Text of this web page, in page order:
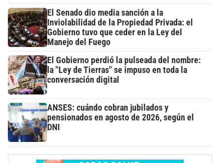
El Senado dio media sanción a la
Inviolabilidad de la Propiedad Privada: el
Gobierno tuvo que ceder en la Ley del
Manejo del Fuego
El Gobierno perdió la pulseada del nombre:
la "Ley de Tierras" se impuso en toda la
conversación digital
ANSES: cuándo cobran jubilados y
pensionados en agosto de 2026, según el
DNI